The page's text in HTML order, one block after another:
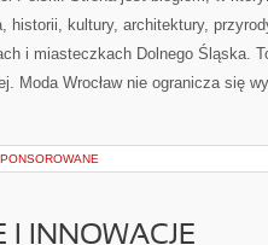
historii, kultury, architektury,
i miasteczkach Dolnego Śląska.
Moda Wrocław nie ogranicza się
I INNOWACJE